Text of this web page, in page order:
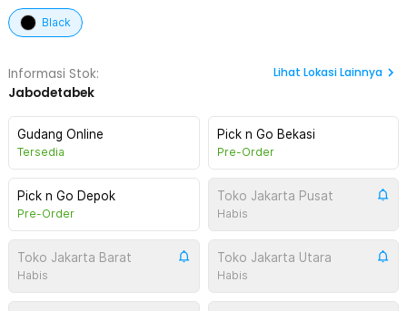
Black
Informasi Stok:
Jabodetabek
Lihat Lokasi Lainnya
Gudang Online
Tersedia
Pick n Go Bekasi
Pre-Order
Pick n Go Depok
Pre-Order
Toko Jakarta Pusat
Habis
Toko Jakarta Barat
Habis
Toko Jakarta Utara
Habis